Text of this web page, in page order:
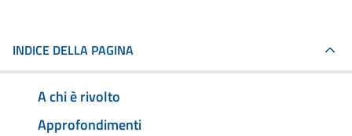
INDICE DELLA PAGINA
A chi è rivolto
Approfondimenti